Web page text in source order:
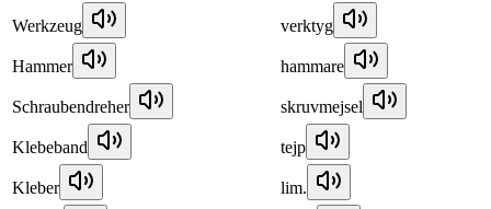
Werkzeug verktyg
Hammer hammare
Schraubendreher skruvmejsel
Klebeband tejp
Kleber lim.